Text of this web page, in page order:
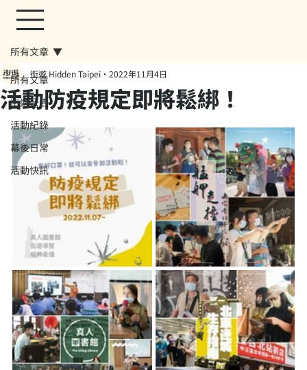
所有文章
街遊公告
活動紀錄
幕後日常
活動快訊
所有文章
活動防疫規定即將鬆綁！
街遊 Hidden Taipei 2022年11月4日